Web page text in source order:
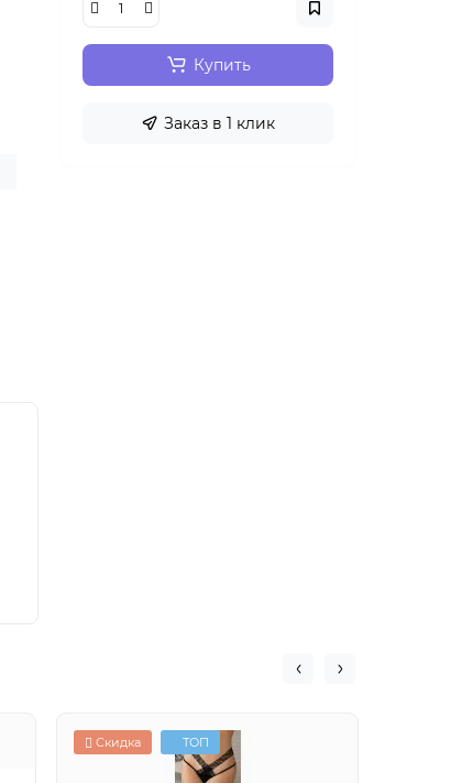
Купить
Заказ в 1 клик
Скидка ТОП